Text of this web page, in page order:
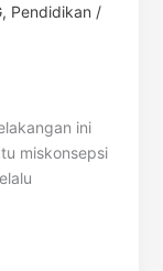
, Pendidikan /
ini
miskonsepsi